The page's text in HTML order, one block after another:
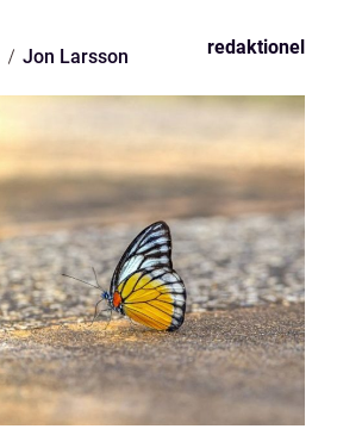
Jon Larsson redaktionel